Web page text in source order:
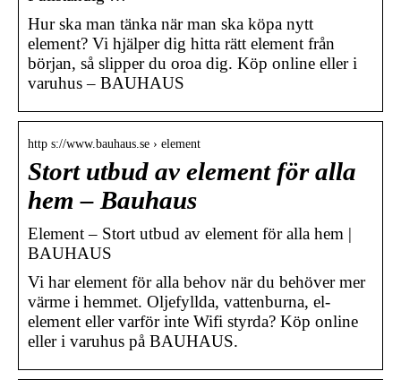
Hur ska man tänka när man ska köpa nytt
element? Vi hjälper dig hitta rätt element från
början, så slipper du oroa dig. Köp online eller i
varuhus – BAUHAUS
http s://www.bauhaus.se › element
Stort utbud av element för alla
hem – Bauhaus
Element – Stort utbud av element för alla hem |
BAUHAUS
Vi har element för alla behov när du behöver mer
värme i hemmet. Oljefyllda, vattenburna, el-
element eller varför inte Wifi styrda? Köp online
eller i varuhus på BAUHAUS.